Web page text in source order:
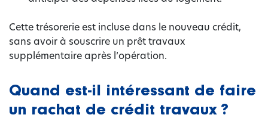
Cette trésorerie est incluse dans le nouveau crédit,
sans avoir à souscrire un prêt travaux
supplémentaire après l’opération.
Quand est-il intéressant de faire
un rachat de crédit travaux ?